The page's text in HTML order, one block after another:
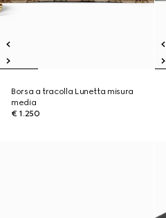
Borsa a tracolla Lunetta misura
media
€ 1.250